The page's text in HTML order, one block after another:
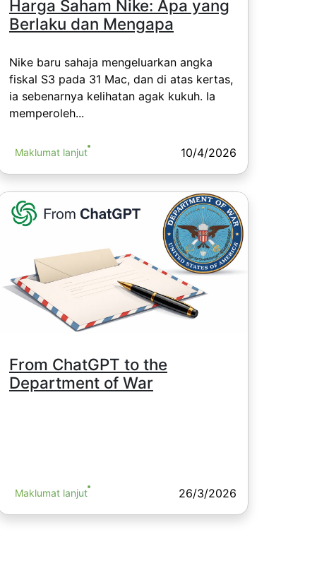
Harga Saham Nike: Apa yang
Berlaku dan Mengapa
Nike baru sahaja mengeluarkan angka
fiskal S3 pada 31 Mac, dan di atas kertas,
ia sebenarnya kelihatan agak kukuh. Ia
memperoleh...
Maklumat lanjut 10/4/2026
From ChatGPT to the
Department of War
Maklumat lanjut 26/3/2026